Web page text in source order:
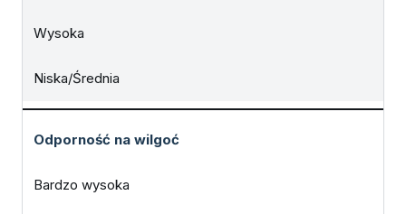
Wysoka
Niska/Średnia
Odporność na wilgoć
Bardzo wysoka